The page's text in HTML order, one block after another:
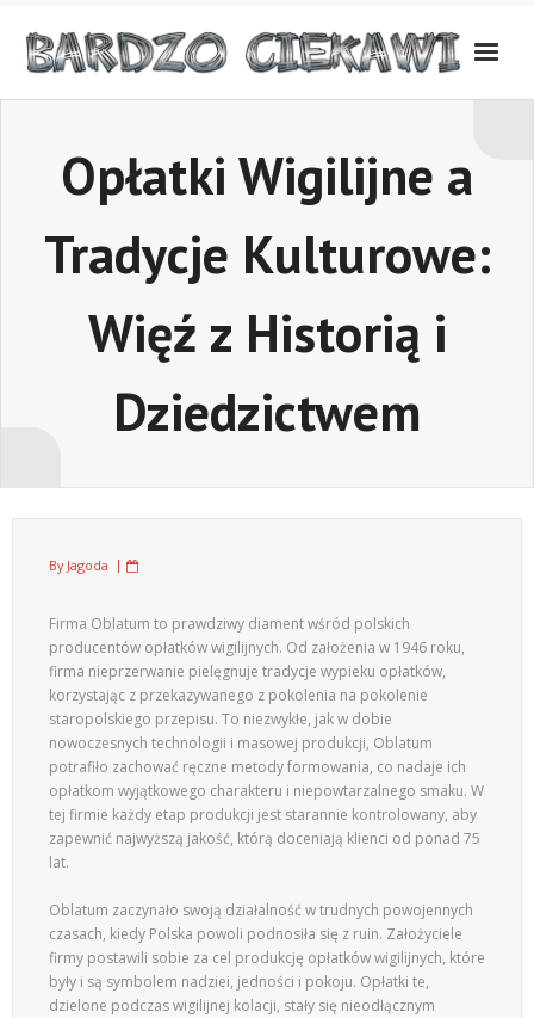
content
Opłatki Wigilijne a
Tradycje Kulturowe:
Więź z Historią i
Dziedzictwem
By Jagoda
Firma Oblatum to prawdziwy diament wśród polskich
producentów opłatków wigilijnych. Od założenia w 1946 roku,
firma nieprzerwanie pielęgnuje tradycje wypieku opłatków,
korzystając z przekazywanego z pokolenia na pokolenie
staropolskiego przepisu. To niezwykłe, jak w dobie
nowoczesnych technologii i masowej produkcji, Oblatum
potrafiło zachować ręczne metody formowania, co nadaje ich
opłatkom wyjątkowego charakteru i niepowtarzalnego smaku. W
tej firmie każdy etap produkcji jest starannie kontrolowany, aby
zapewnić najwyższą jakość, którą doceniają klienci od ponad 75
lat.
Oblatum zaczynało swoją działalność w trudnych powojennych
czasach, kiedy Polska powoli podnosiła się z ruin. Założyciele
firmy postawili sobie za cel produkcję opłatków wigilijnych, które
były i są symbolem nadziei, jedności i pokoju. Opłatki te,
dzielone podczas wigilijnej kolacji, stały się nieodłącznym